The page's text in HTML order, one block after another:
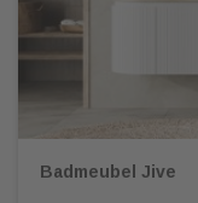
Badmeubel Jive